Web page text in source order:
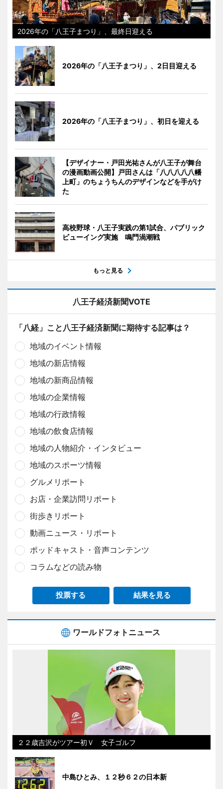
2026年の「八王子まつり」、最終日迎える
2026年の「八王子まつり」、2日目迎える
2026年の「八王子まつり」、初日を迎える
【デザイナー・戸田光祐さんが八王子が舞台
の漫画動画公開】戸田さんは「八八八八八幡
上町」のちょうちんのデザインなどを手がけ
た
高校野球・八王子実践の第1試合、パブリック
ビューイング実施 鳴門渦潮戦
もっと見る
八王子経済新聞VOTE
「八経」こと八王子経済新聞に期待する記事は？
地域のイベント情報
地域の新店情報
地域の新商品情報
地域の企業情報
地域の行政情報
地域の飲食店情報
地域の人物紹介・インタビュー
地域のスポーツ情報
グルメリポート
お店・企業訪問リポート
街歩きリポート
動画ニュース・リポート
ポッドキャスト・音声コンテンツ
コラムなどの読み物
投票する 結果を見る
ワールドフォトニュース
２２歳吉沢がツアー初Ｖ 女子ゴルフ
中島ひとみ、１２秒６２の日本新